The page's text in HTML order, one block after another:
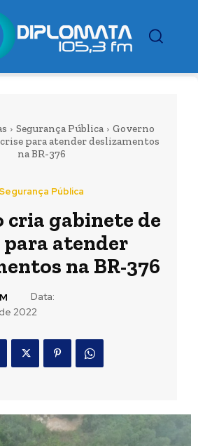
Segurança Pública
Governo
para atender deslizamentos
na BR-376
Pública
cria gabinete de
para atender
na BR-376
Data:
2022